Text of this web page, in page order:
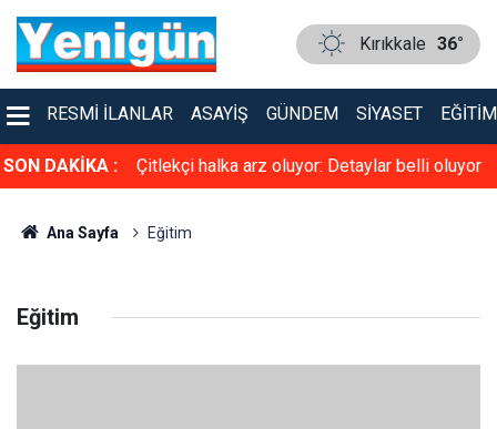
Kırıkkale 36°
RESMI İLANLAR ASAYIŞ GÜNDEM SIYASET EĞITIM
SON DAKİKA :
uygulama Çitlekçi halka arz oluyor: Detaylar belli oluyor
Ana Sayfa Eğitim
Eğitim